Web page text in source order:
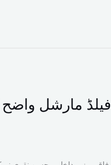
فیلڈ مارشل